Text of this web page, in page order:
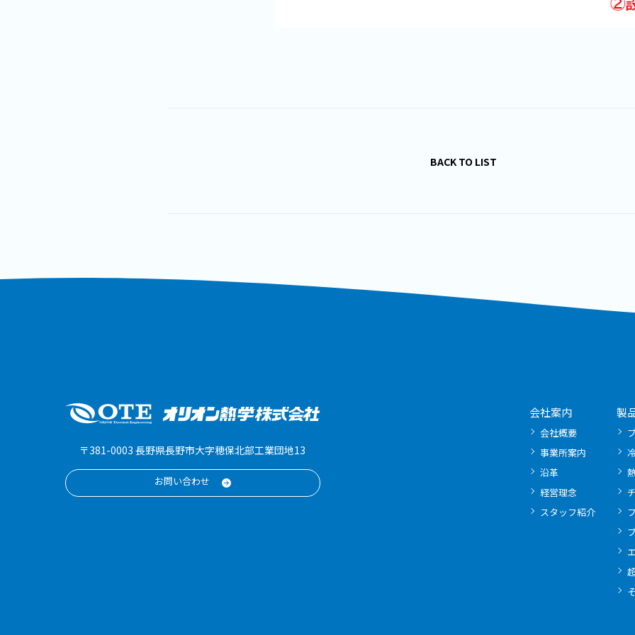
BACK TO LIST
〒381-0003 長野県長野市大字穂保北部工業団地13
お問い合わせ
会社案内
会社概要
事業所案内
沿革
経営理念
スタッフ紹介
製